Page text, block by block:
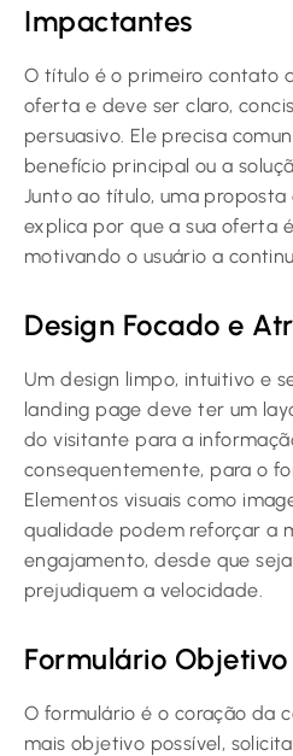
Impactantes
O título é o primeiro contato
oferta e deve ser claro,
persuasivo. Ele precisa
benefício principal ou a
Junto ao título, uma
explica por que a sua oferta
motivando o usuário a
Design Focado e
Um design limpo, intuitivo e
landing page deve ter um
do visitante para a
consequentemente, para o
Elementos visuais como
qualidade podem reforçar a
engajamento, desde que
prejudiquem a velocidade.
Formulário
O formulário é o coração da
mais objetivo possível,